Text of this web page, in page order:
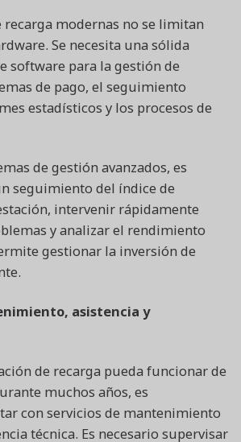
recarga modernas no se limitan
Se necesita una sólida
software para la gestión de
de pago, el seguimiento
estadísticos y los procesos de
de gestión avanzados, es
seguimiento del índice de
intervenir rápidamente
y analizar el rendimiento
gestionar la inversión de
asistencia y
de recarga pueda funcionar de
muchos años, es
con servicios de mantenimiento
técnica. Es necesario supervisar